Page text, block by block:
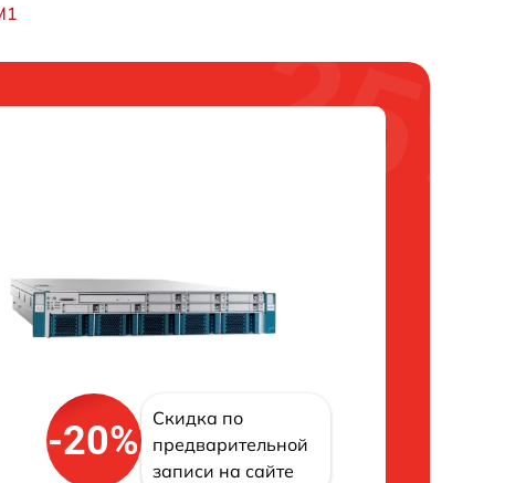
-20%
Скидка по
предварительной
записи на сайте